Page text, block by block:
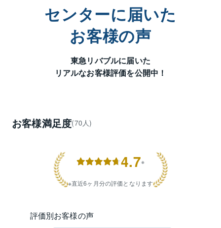
④リバブル不動産買取（直接買取）
⑤プロの買取サポート
（紹介先約7800社から厳選）
⑥収益・事業用不動産専門チーム連携サポートと立替
立川センターでは、
ただきます。
たいが、売却が先？購入が先？
②仕事がテレワーク中心となり部屋数が足りないので
③実家を相続したが、高く売れるのであれば売却を検
センターに届いた
お客様の声
東急リバブルに届いた
リアルなお客様評価を公開中！
お客様満足度(70人)
4.7※
直近6ヶ月分の評価となります
評価別お客様の声